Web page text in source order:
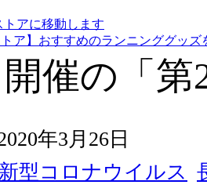
トアに移動します
トア】おすすめのランニンググッズ
催の「
年3月26日
新型コロナウイルス